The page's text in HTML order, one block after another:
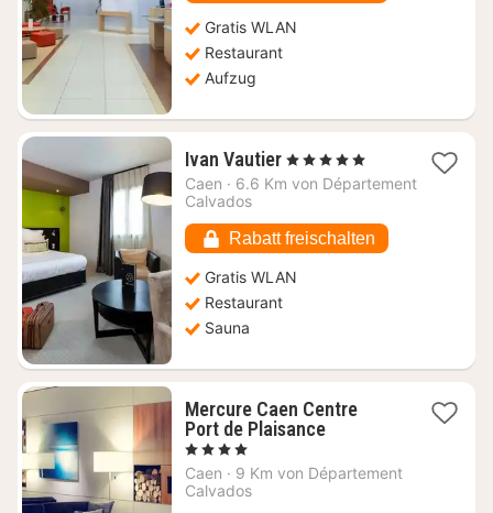
Gratis WLAN
Restaurant
Aufzug
Ivan Vautier1
Nacht
€
, 5 Sterne
Caen · 6.6 Km von Département
Calvados
Rabatt freischalten
Gratis WLAN
Restaurant
Sauna
Mercure Caen Centre
Port de Plaisance1
ab
102,38
, 4 Sterne
Caen · 9 Km von Département
Calvados